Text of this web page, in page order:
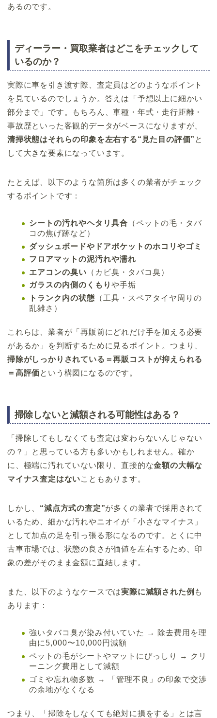
あるのです。
ディーラー・買取業者はどこをチェックして
いるのか？
実際に車を引き渡す際、査定員はどのようなポイント
を見ているのでしょうか。答えは「予想以上に細かい
部分まで」です。もちろん、車種・年式・走行距離・
事故歴といった客観的データがベースになりますが、
清掃状態はそれらの印象を左右する“見た目の評価” と
して大きな要素になっています。
たとえば、以下のような箇所は多くの業者がチェック
するポイントです：
シートの汚れやヘタリ具合 （ペットの毛・タバ
コの焦げ跡など）
ダッシュボードやドアポケットのホコリやゴミ
フロアマットの泥汚れや濡れ
エアコンの臭い （カビ臭・タバコ臭）
ガラスの内側のくもり や手垢
トランク内の状態 （工具・スペアタイヤ周りの
乱雑さ）
これらは、業者が「再販前にどれだけ手を加える必要
があるか」を判断するために見るポイント。つまり、
掃除がしっかりされている＝再販コストが抑えられる
＝高評価という構図になるのです。
掃除しないと減額される可能性はある？
「掃除してもしなくても査定は変わらないんじゃない
の？」と思っている方も多いかもしれません。確か
に、極端に汚れていない限り、直接的な金額の大幅な
マイナス査定はないこともあります。
しかし、 “減点方式の査定”が多くの業者で採用されて
いるため、細かな汚れやニオイが「小さなマイナス」
として加点の足を引っ張る形になるのです。とくに中
古車市場では、状態の良さが価値を左右するため、印
象の差がそのまま金額に直結します。
また、以下のようなケースでは実際に減額された例 も
あります：
強いタバコ臭が染み付いていた → 除去費用を理
由に5,000〜10,000円減額
ペットの毛がシートやマットにびっしり → クリ
ーニング費用として減額
ゴミや忘れ物多数 → 「管理不良」の印象で交渉
の余地がなくなる
つまり、「掃除をしなくても絶対に損をする」とは言